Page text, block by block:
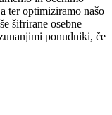
ter optimiziramo našo
šifrirane osebne
ponudniki, če